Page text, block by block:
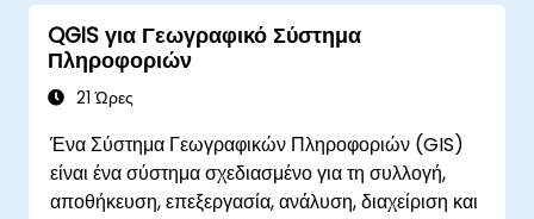
δεδομένα με τις βιβλιοθήκες Geopandas,
Arcpy και PyQGIS.
Αυτοματοποιούν γεωχωρικές διαδικασίες και
ροές εργασίας χρησιμοποιώντας σενάρια
Αναπτύσσουν προσαρμοσμένα εργαλεία
γεωεπεξεργασίας βασισμένα στην Python για
το ArcGIS και το QGIS για τη βελτιστοποίηση
QGIS για Γεωγραφικό Σύστημα
Πληροφοριών
21 Ώρες
Ένα Σύστημα Γεωγραφικών Πληροφοριών (GIS)
είναι ένα σύστημα σχεδιασμένο για τη συλλογή,
αποθήκευση, επεξεργασία, ανάλυση, διαχείριση και